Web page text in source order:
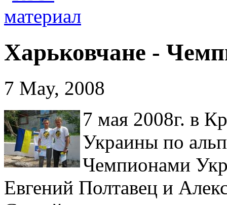
Харьковчане -
7 May, 2008
7 мая 2008г. в
Украины по
Чемпионами
Евгений Полтавец и